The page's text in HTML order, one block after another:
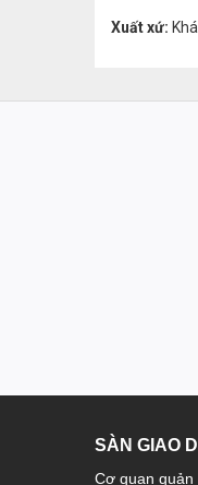
Xuất xứ:
SÀN GIAO
Cơ quan quản